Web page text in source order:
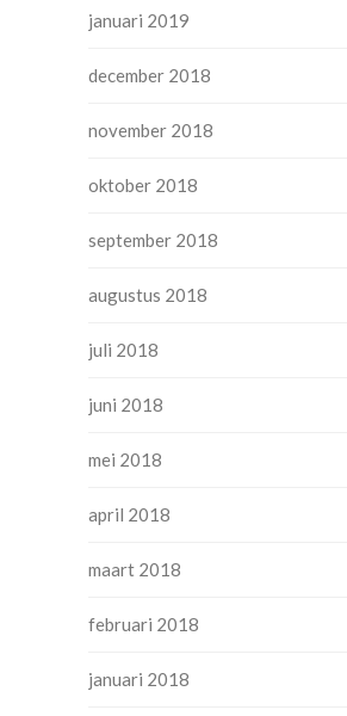
januari 2019
december 2018
november 2018
oktober 2018
september 2018
augustus 2018
juli 2018
juni 2018
mei 2018
april 2018
maart 2018
februari 2018
januari 2018